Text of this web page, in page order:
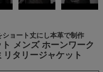
ショート丈にし本革で制作
メンズ ホーンワーク
タリージャケット